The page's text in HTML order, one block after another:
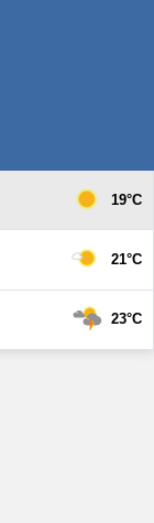
19°C
21°C
23°C